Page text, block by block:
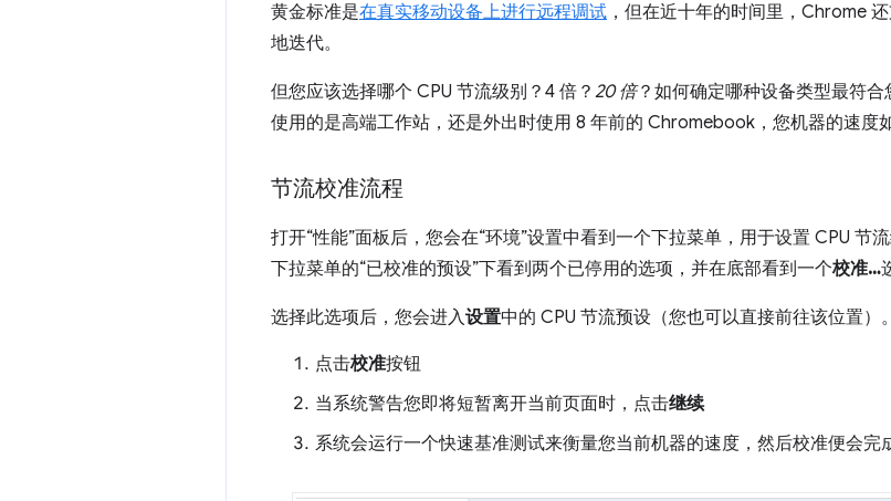
黄金标准是在真实移动设备上进行远程调试 ，但在近十年的时间里，Chrome
地迭代。
但您应该选择哪个 CPU 节流级别？4 倍？ 20 倍？如何确定哪种设备类型最符
使用的是高端工作站，还是外出时使用 8 年前的 Chromebook，您机器的速度
节流校准流程
打开“性能”面板后，您会在“环境”设置中看到一个下拉菜单，用于设置 CPU 节
下拉菜单的“已校准的预设”下看到两个已停用的选项，并在底部看到一个校准…
选择此选项后，您会进入设置中的 CPU 节流预设（您也可以直接前往该位置）。
点击校准按钮
当系统警告您即将短暂离开当前页面时，点击继续
系统会运行一个快速基准测试来衡量您当前机器的速度，然后校准便会完